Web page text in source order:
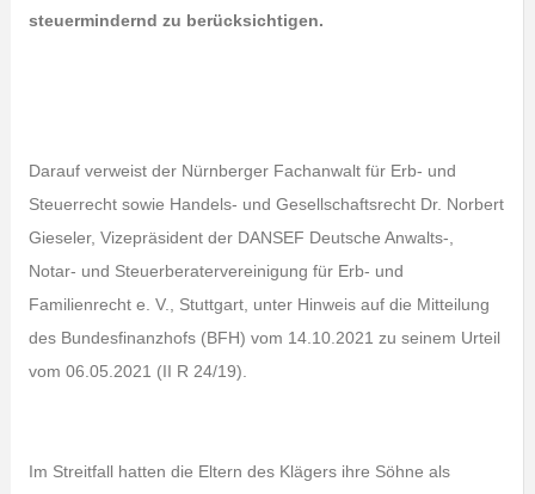
steuermindernd zu berücksichtigen.
Darauf verweist der Nürnberger Fachanwalt für Erb- und
Steuerrecht sowie Handels- und Gesellschaftsrecht Dr. Norbert
Gieseler, Vizepräsident der DANSEF Deutsche Anwalts-,
Notar- und Steuerberatervereinigung für Erb- und
Familienrecht e. V., Stuttgart, unter Hinweis auf die Mitteilung
des Bundesfinanzhofs (BFH) vom 14.10.2021 zu seinem Urteil
vom 06.05.2021 (II R 24/19).
Im Streitfall hatten die Eltern des Klägers ihre Söhne als